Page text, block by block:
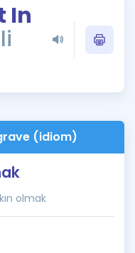
In
(idiom)
olmak